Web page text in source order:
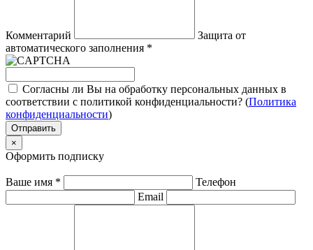
Комментарий
Защита от
автоматического заполнения *
Согласны ли Вы на обработку персональных данных в
соответствии с политикой конфиденциальности? (Политика
конфиденциальности)
Отправить
×
Оформить подписку
Ваше имя *
Телефон
Email